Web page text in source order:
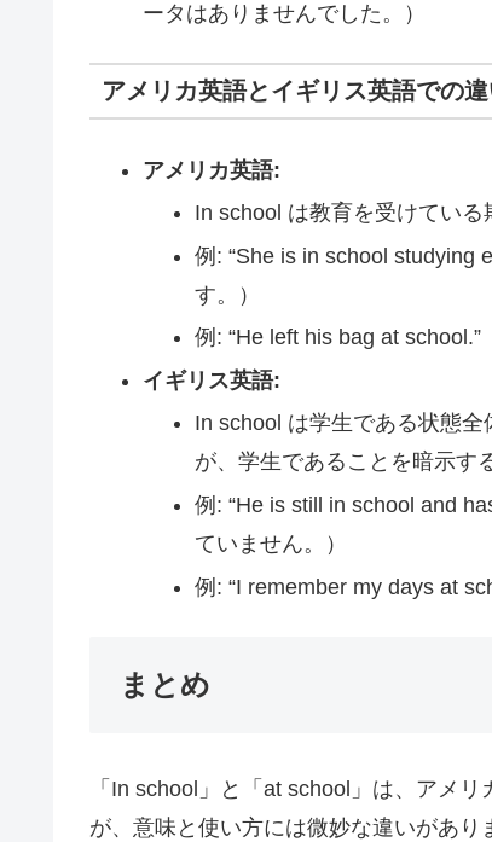
ータはありませんでした。）
アメリカ英語とイギリス英語での
アメリカ英語:
In school は教育を受けている
例: “She is in school studying
す。）
例: “He left his bag at
イギリス英語:
In school は学生である状態
が、学生であることを暗示す
例: “He is still in school and
ていません。）
例: “I remember my days at
まとめ
「In school」と「at school」は、アメ
が、意味と使い方には微妙な違いがあ